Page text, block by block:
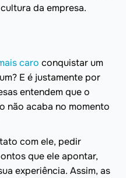
da empresa.
caro conquistar um
E é justamente por
entendem que o
não acaba no momento
com ele, pedir
que ele apontar,
experiência. Assim, as